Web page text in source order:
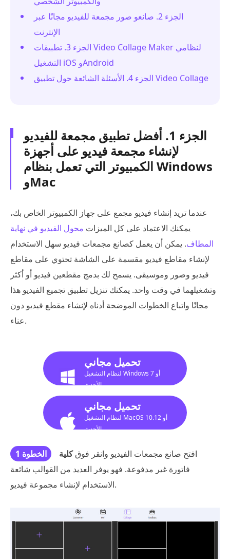
الجزء 2. صانعو صور مجمعة للفيديو مجانًا عبر
الإنترنت
الجزء 3. تطبيقات Video Collage Maker لنظامي
التشغيل iOS وAndroid
الجزء 4. الأسئلة الشائعة حول تطبيق Video Collage
الجزء 1. أفضل تطبيق مجمعة للفيديو
لإنشاء مجمعة فيديو على أجهزة
الكمبيوتر التي تعمل بنظام Windows
وMac
عندما تريد إنشاء فيديو مجمع على جهاز الكمبيوتر الخاص بك،
يمكنك الاعتماد على كل الميزات محول الفيديو في نهاية
المطاف. يمكن أن يعمل كصانع مجمعات فيديو سهل الاستخدام
لإنشاء مقاطع فيديو مقسمة على الشاشة تحتوي على مقاطع
فيديو وصور وموسيقى. يسمح لك بدمج مقطعين فيديو أو أكثر
وتشغيلهما في وقت واحد. يمكنك تنزيل تطبيق تجميع الفيديو هذا
مجانًا واتباع الخطوات الموضحة أدناه لإنشاء مقطع فيديو دون
عناء.
تحميل مجاني
لنظام التشغيل Windows 7 أو
الأحدث
تحميل مجاني
لنظام التشغيل MacOS 10.12 أو
الأحدث
الخطوة 1 افتح صانع مجمعات الفيديو وانقر فوقكلية
فاتورة غير مدفوعة. فهو يوفر العديد من القوالب شائعة
الاستخدام لإنشاء مجموعة فيديو.